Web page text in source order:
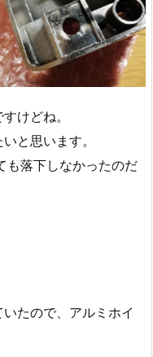
けどね。
と思います。
も落下しなかったのだ
たので、アルミホイ